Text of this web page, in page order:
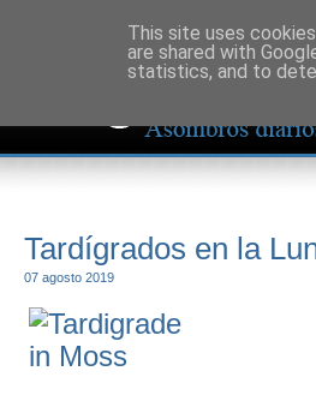
Tardígrados en la
07 agosto 2019
This site uses
are shared with
statistics, and to